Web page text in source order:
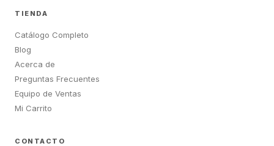
TIENDA
Catálogo Completo
Blog
Acerca de
Preguntas Frecuentes
Equipo de Ventas
Mi Carrito
CONTACTO